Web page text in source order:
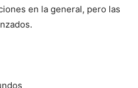
en la general, pero las